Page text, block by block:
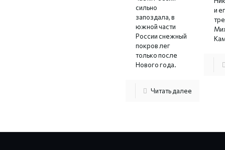
сильно
запоздала, в
южной части
России снежный
покров лег
только после
Нового года.
Читать далее
и